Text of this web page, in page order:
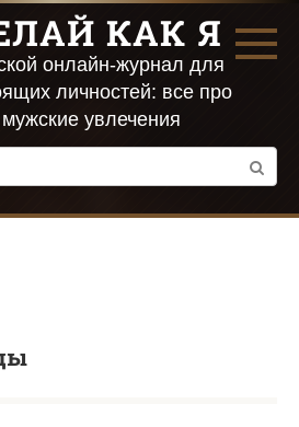
КАК Я
онлайн-журнал для
личностей: все про
мужские увлечения